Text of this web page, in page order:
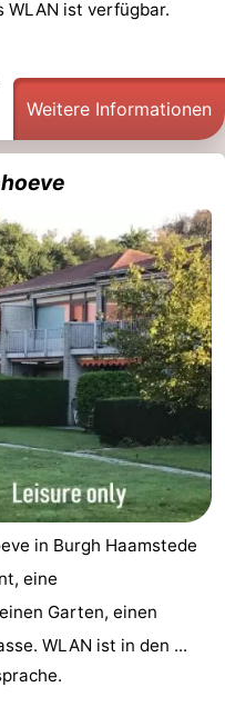
WLAN ist verfügbar.
Weitere Informationen
in Burgh Haamstede
eine
Garten, einen
WLAN ist in den ...